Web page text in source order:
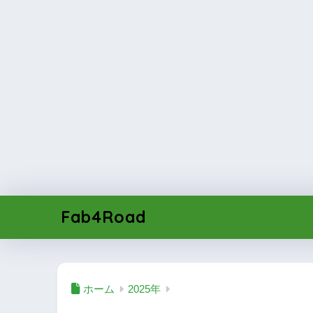
Fab4Road
ホーム 2025年